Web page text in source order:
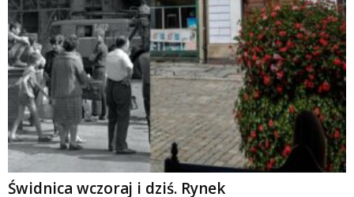
Świdnica wczoraj i dziś. Rynek